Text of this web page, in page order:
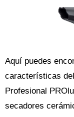
Aquí puedes
características
Profesional
secadores